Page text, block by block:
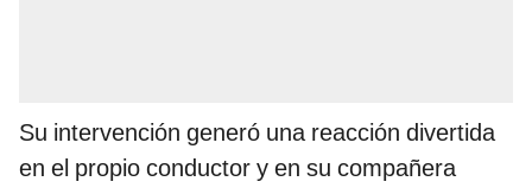
Su intervención generó una reacción divertida
en el propio conductor y en su compañera